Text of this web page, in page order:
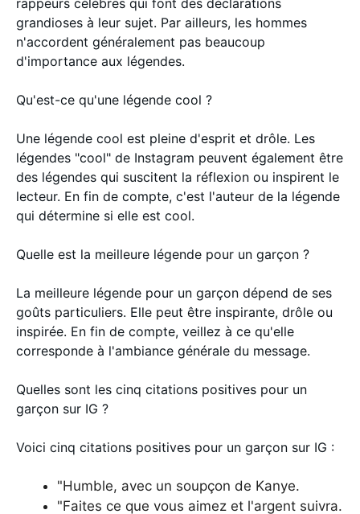
rappeurs célèbres qui font des déclarations
grandioses à leur sujet. Par ailleurs, les hommes
n'accordent généralement pas beaucoup
d'importance aux légendes.
Qu'est-ce qu'une légende cool ?
Une légende cool est pleine d'esprit et drôle. Les
légendes "cool" de Instagram peuvent également être
des légendes qui suscitent la réflexion ou inspirent le
lecteur. En fin de compte, c'est l'auteur de la légende
qui détermine si elle est cool.
Quelle est la meilleure légende pour un garçon ?
La meilleure légende pour un garçon dépend de ses
goûts particuliers. Elle peut être inspirante, drôle ou
inspirée. En fin de compte, veillez à ce qu'elle
corresponde à l'ambiance générale du message.
Quelles sont les cinq citations positives pour un
garçon sur IG ?
Voici cinq citations positives pour un garçon sur IG :
"Humble, avec un soupçon de Kanye.
"Faites ce que vous aimez et l'argent suivra.